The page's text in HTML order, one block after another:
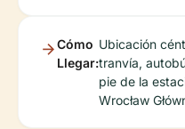
Cómo
Llegar:
Ubicación
tranvía,
pie de la
Wrocław